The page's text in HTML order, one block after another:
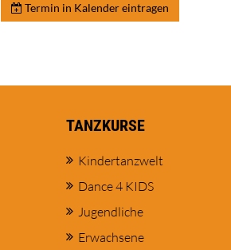
Termin in Kalender eintragen
TANZKURSE
Kindertanzwelt
Dance 4 KIDS
Jugendliche
Erwachsene